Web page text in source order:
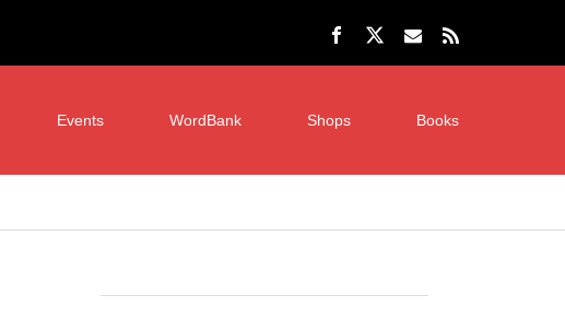
Events WordBank Shops Books